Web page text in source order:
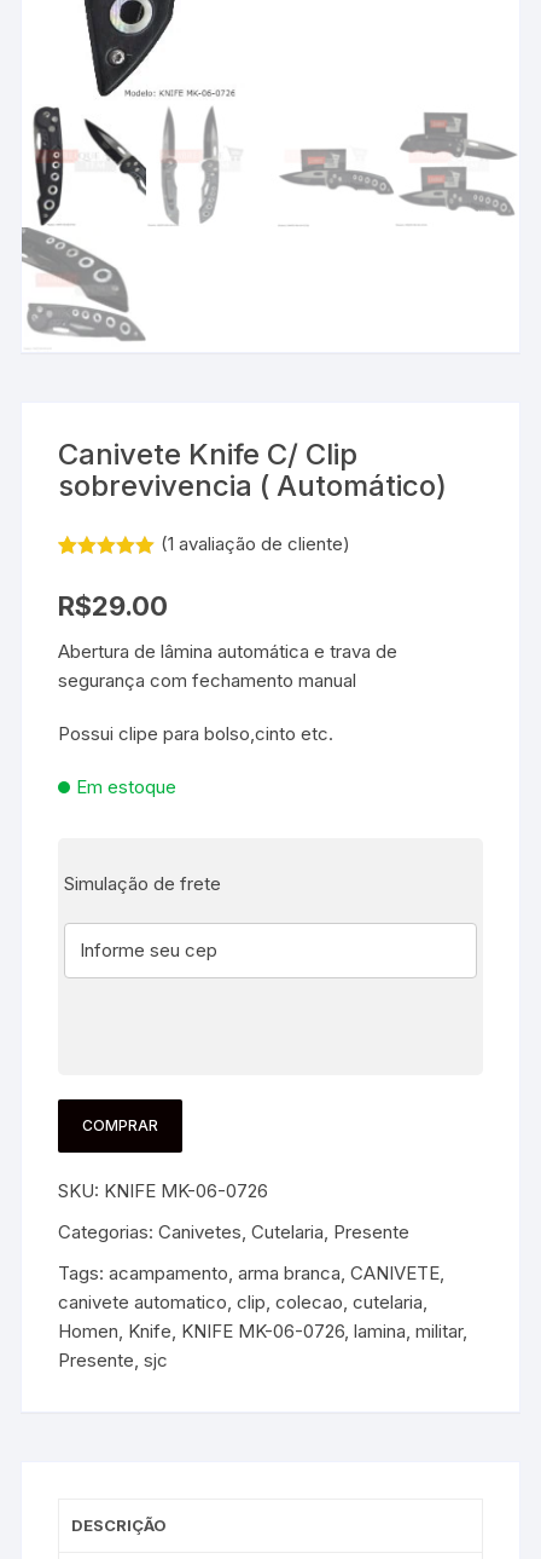
Canivete Knife C/ Clip
sobrevivencia ( Automático)
como
de 5, com
em
avaliação de
cliente
(1 avaliação de cliente)
R$29.00
Abertura de lâmina automática e trava de
segurança com fechamento manual
Possui clipe para bolso,cinto etc.
Em estoque
Simulação de frete
COMPRAR
SKU: KNIFE MK-06-0726
Categorias:Canivetes ,Cutelaria Presente
Tags:acampamento ,arma branca ,CANIVETE
canivete automatico ,clip ,colecao ,cutelaria
Homen Knife KNIFE MK-06-0726 ,lamina ,militar,
Presente ,sjc
DESCRIÇÃO